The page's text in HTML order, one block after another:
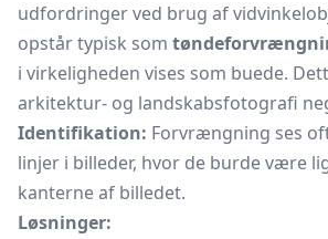
udfordringer ved brug af
opstår typisk som
i virkeligheden vises som buede.
arkitektur- og landskabsfotografi
Identifikation: Forvrængning ses
linjer i billeder, hvor de burde være
kanterne af billedet.
Løsninger: